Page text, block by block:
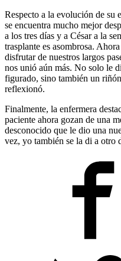
Respecto a la evolución de su
se encuentra mucho mejor
a los tres días y a César a la
trasplante es asombrosa.
disfrutar de nuestros largos
nos unió aún más. No solo le
figurado, sino también un
reflexionó.
Finalmente, la enfermera
paciente ahora gozan de una
desconocido que le dio una
vez, yo también se la di a otro